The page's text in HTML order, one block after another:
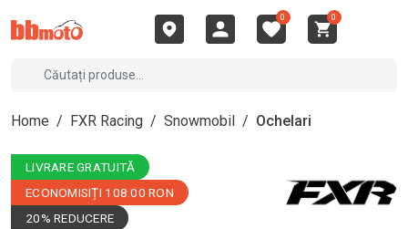
0 0
Home / FXR Racing / Snowmobil / Ochelari
LIVRARE GRATUITĂ
ECONOMISIȚI 108.00 RON
20% REDUCERE